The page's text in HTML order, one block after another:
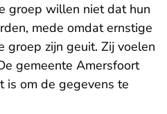
groep willen niet dat hun
mede omdat ernstige
groep zijn geuit. Zij voelen
gemeente Amersfoort
is om de gegevens te